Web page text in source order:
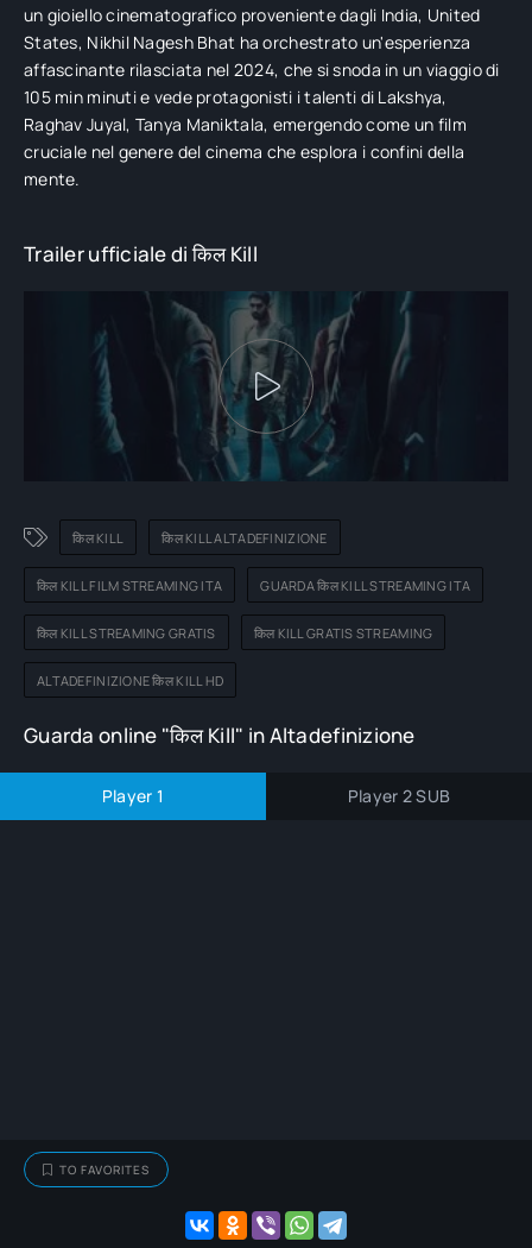
un gioiello cinematografico proveniente dagli India, United
States, Nikhil Nagesh Bhat ha orchestrato un'esperienza
affascinante rilasciata nel 2024, che si snoda in un viaggio di
105 min minuti e vede protagonisti i talenti di Lakshya,
Raghav Juyal, Tanya Maniktala, emergendo come un film
cruciale nel genere del cinema che esplora i confini della
mente.
Trailer ufficiale di किल Kill
किल KILL किल KILL ALTADEFINIZIONE
किल KILL FILM STREAMING ITA GUARDA किल KILL STREAMING ITA
किल KILL STREAMING GRATIS किल KILL GRATIS STREAMING
ALTADEFINIZIONE किल KILL HD
Guarda online "किल Kill" in Altadefinizione
Player 1 Player 2 SUB
TO FAVORITES